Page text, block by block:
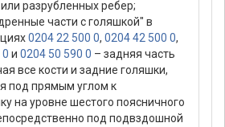
разрубленных ребер;
части с голяшкой" в
0204 22 500 0, 0204 42 500 0,
и 0204 50 590 0 – задняя часть
все кости и задние голяшки,
под прямым углом к
на уровне шестого поясничного
под подвздошной